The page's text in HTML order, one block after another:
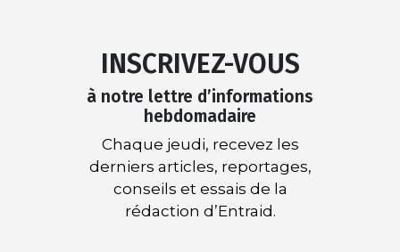
INSCRIVEZ-VOUS
à notre lettre d’informations
hebdomadaire
Chaque jeudi, recevez les
derniers articles, reportages,
conseils et essais de la
rédaction d’Entraid.